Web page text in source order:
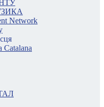
Network
Catalana